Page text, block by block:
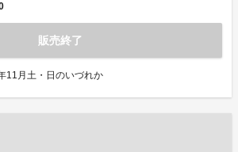
販売終了
11月土・日のいづれか